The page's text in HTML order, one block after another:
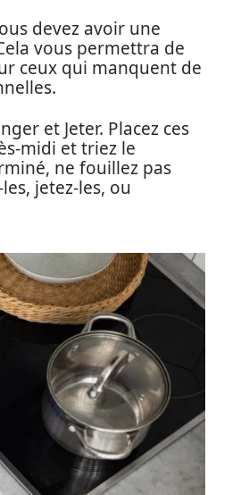
devez avoir une
vous permettra de
ceux qui manquent de
et Jeter. Placez ces
midi et triez le
ne fouillez pas
jetez-les, ou